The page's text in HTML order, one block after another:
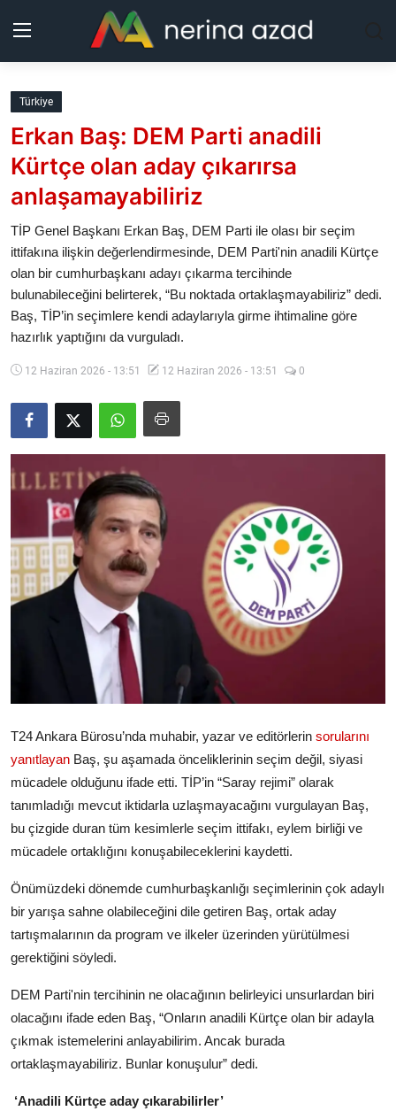
Kurdistan
Bölgeler
Yaşam
Güncel
Analiz
Makaleler
Galeri
Video
Arşiv
İletişim
Türkçe Kurdi
Türkiye
Erkan Baş: DEM Parti anadili
Kürtçe olan aday çıkarırsa
anlaşamayabiliriz
TİP Genel Başkanı Erkan Baş, DEM Parti ile olası bir seçim
ittifakına ilişkin değerlendirmesinde, DEM Parti'nin anadili Kürtçe
olan bir cumhurbaşkanı adayı çıkarma tercihinde
bulunabileceğini belirterek, “Bu noktada ortaklaşmayabiliriz” dedi.
Baş, TİP’in seçimlere kendi adaylarıyla girme ihtimaline göre
hazırlık yaptığını da vurguladı.
12 Haziran 2026 - 13:51 12 Haziran 2026 - 13:51 0
T24 Ankara Bürosu’nda muhabir, yazar ve editörlerin sorularını
yanıtlayan Baş, şu aşamada önceliklerinin seçim değil, siyasi
mücadele olduğunu ifade etti. TİP’in “Saray rejimi” olarak
tanımladığı mevcut iktidarla uzlaşmayacağını vurgulayan Baş,
bu çizgide duran tüm kesimlerle seçim ittifakı, eylem birliği ve
mücadele ortaklığını konuşabileceklerini kaydetti.
Önümüzdeki dönemde cumhurbaşkanlığı seçimlerinin çok adaylı
bir yarışa sahne olabileceğini dile getiren Baş, ortak aday
tartışmalarının da program ve ilkeler üzerinden yürütülmesi
gerektiğini söyledi.
DEM Parti'nin tercihinin ne olacağının belirleyici unsurlardan biri
olacağını ifade eden Baş, “Onların anadili Kürtçe olan bir adayla
çıkmak istemelerini anlayabilirim. Ancak burada
ortaklaşmayabiliriz. Bunlar konuşulur” dedi.
‘Anadili Kürtçe aday çıkarabilirler’